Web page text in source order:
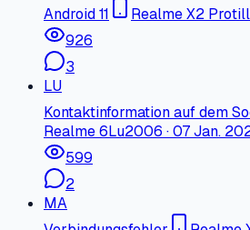
Android 11
Realme X2 Pro
926
3
LU
Kontaktinformation auf dem
Realme 6Lu2006 ·07 Jan.
599
2
MA